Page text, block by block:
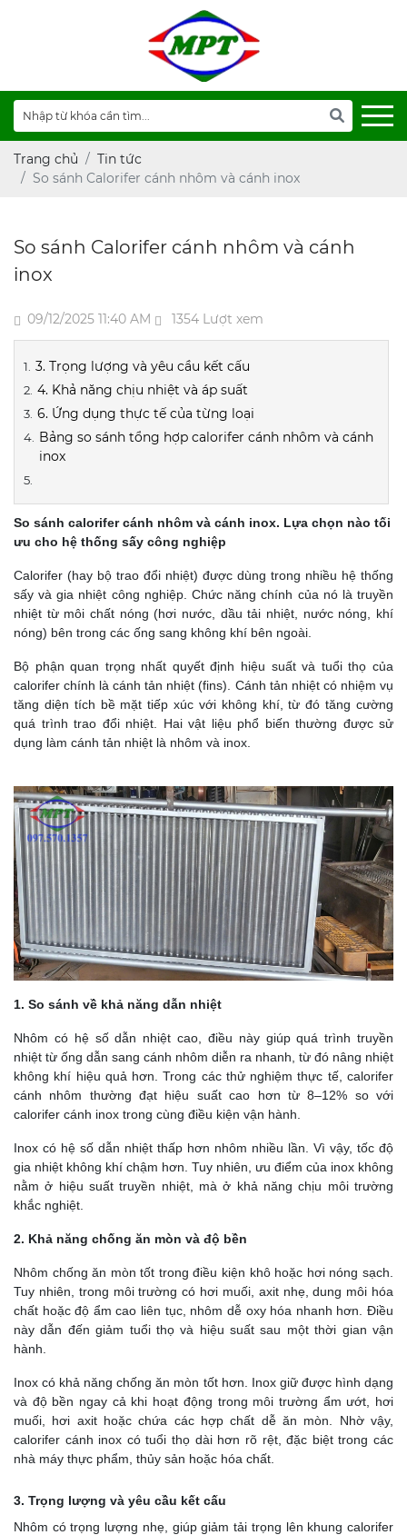
Trang chủ
Tin tức
So sánh Calorifer cánh nhôm và cánh inox
So sánh Calorifer cánh nhôm và cánh
inox
09/12/2025 11:40 AM 1354 Lượt xem
3. Trọng lượng và yêu cầu kết cấu
4. Khả năng chịu nhiệt và áp suất
6. Ứng dụng thực tế của từng loại
Bảng so sánh tổng hợp calorifer cánh nhôm và cánh
inox
So sánh calorifer cánh nhôm và cánh inox. Lựa chọn nào tối
ưu cho hệ thống sấy công nghiệp
Calorifer (hay bộ trao đổi nhiệt) được dùng trong nhiều hệ thống
sấy và gia nhiệt công nghiệp. Chức năng chính của nó là truyền
nhiệt từ môi chất nóng (hơi nước, dầu tải nhiệt, nước nóng, khí
nóng) bên trong các ống sang không khí bên ngoài.
Bộ phận quan trọng nhất quyết định hiệu suất và tuổi thọ của
calorifer chính là cánh tản nhiệt (fins). Cánh tản nhiệt có nhiệm vụ
tăng diện tích bề mặt tiếp xúc với không khí, từ đó tăng cường
quá trình trao đổi nhiệt. Hai vật liệu phổ biến thường được sử
dụng làm cánh tản nhiệt là nhôm và inox.
1. So sánh về khả năng dẫn nhiệt
Nhôm có hệ số dẫn nhiệt cao, điều này giúp quá trình truyền
nhiệt từ ống dẫn sang cánh nhôm diễn ra nhanh, từ đó nâng nhiệt
không khí hiệu quả hơn. Trong các thử nghiệm thực tế, calorifer
cánh nhôm thường đạt hiệu suất cao hơn từ 8–12% so với
calorifer cánh inox trong cùng điều kiện vận hành.
Inox có hệ số dẫn nhiệt thấp hơn nhôm nhiều lần. Vì vậy, tốc độ
gia nhiệt không khí chậm hơn. Tuy nhiên, ưu điểm của inox không
nằm ở hiệu suất truyền nhiệt, mà ở khả năng chịu môi trường
khắc nghiệt.
2. Khả năng chống ăn mòn và độ bền
Nhôm chống ăn mòn tốt trong điều kiện khô hoặc hơi nóng sạch.
Tuy nhiên, trong môi trường có hơi muối, axit nhẹ, dung môi hóa
chất hoặc độ ẩm cao liên tục, nhôm dễ oxy hóa nhanh hơn. Điều
này dẫn đến giảm tuổi thọ và hiệu suất sau một thời gian vận
hành.
Inox có khả năng chống ăn mòn tốt hơn. Inox giữ được hình dạng
và độ bền ngay cả khi hoạt động trong môi trường ẩm ướt, hơi
muối, hơi axit hoặc chứa các hợp chất dễ ăn mòn. Nhờ vậy,
calorifer cánh inox có tuổi thọ dài hơn rõ rệt, đặc biệt trong các
nhà máy thực phẩm, thủy sản hoặc hóa chất.
3. Trọng lượng và yêu cầu kết cấu
Nhôm có trọng lượng nhẹ, giúp giảm tải trọng lên khung calorifer